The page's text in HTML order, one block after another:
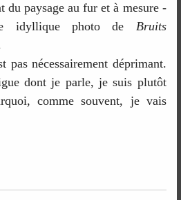
du paysage au fur et à mesure -
idyllique photo de Bruits
pas nécessairement déprimant.
dont je parle, je suis plutôt
comme souvent, je vais